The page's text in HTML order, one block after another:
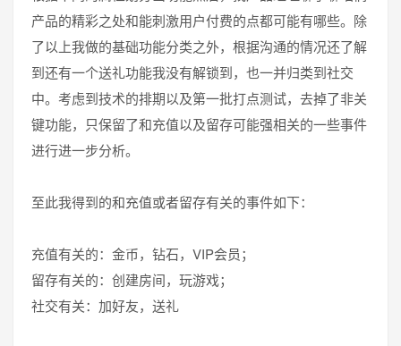
产品的精彩之处和能刺激用户付费的点都可能有哪些。除
了以上我做的基础功能分类之外，根据沟通的情况还了解
到还有一个送礼功能我没有解锁到，也一并归类到社交
中。考虑到技术的排期以及第一批打点测试，去掉了非关
键功能，只保留了和充值以及留存可能强相关的一些事件
进行进一步分析。
至此我得到的和充值或者留存有关的事件如下：
充值有关的：金币，钻石，VIP会员；
留存有关的：创建房间，玩游戏；
社交有关：加好友，送礼